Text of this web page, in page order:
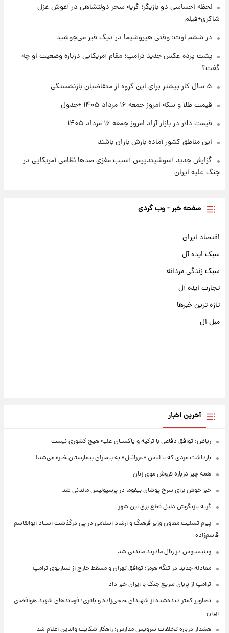
شرایط تازه فروش اقساطی سایپا اعلام شد؛
شاهین، کوییک، اطلس، سهند و ساینا با اقساط
بلندمدت + جدول
قیمت سکه و طلا فردا
لحظه احساسی دو بازیگر؛ گریه سحر دولتشاهی در آغوش غزل
شاکری+فیلم
در ششم اوت؛ وقتی هیروشیما در دیگ قیر می‌جوشید
پشت پرده عکس جدید ترامپ؛ مقام آمریکایی درباره وضعیت او چه
گفت؟
۵ سال کار بیشتر برای این گروه از متقاضیان بازنشستگی
قیمت طلا و سکه امروز جمعه ۱۶ مرداد ۱۴۰۵ +جدول
قیمت دلار در بازار آزاد امروز جمعه ۱۶ مرداد ۱۴۰۵
این مناطق کشور آماده بارش باران باشند
گزارش جدید آسوشیتدپرس آسیب مغزی صدها نظامی آمریکایی در
جنگ علیه ایران
صفحه خبر - وب گردی
اقتصاد ایران
سبک ایده آل
سبک زندگی مردانه
تجارت ایده آل
تازه ترین خبرها
مبل ال
آخرین اخبار
ریاض: توافق دفاعی با ترکیه و پاکستان علیه هیچ کشوری نیست
بازداشت مردی که با لباس «عزرائیل» به بیماران بیمارستان خیره می‌شد!
همه چیز درباره فروش موی زنان
خبر خوش برای سرخ پوشان بیفوما در پرسپولیس ماندنی شد
گربه بازیگوش دلیل قطع برق این شهر
پیام تسلیت معاون وزیر فرهنگ و ارشاد اسلامی در پی درگذشت استاد ابوالقاسم
قاسم‌زاده
وینیسیوس در رئال مادرید ماندنی شد
معادله جدید در تنگه هرمز؛ توافق تهران و مسقط خارج از سناریوی ترامپ
ترامپ از پایان سریع جنگ با ایران خبر داد
تصاویر کمتر دیده‌شده از شهیدان حاجی‌زاده و باقری؛ فرماندهان شهید هوافضای
ایران
هشدار درباره تخلفات سرویس مدارس؛ راهکار شکایت والدین اعلام شد